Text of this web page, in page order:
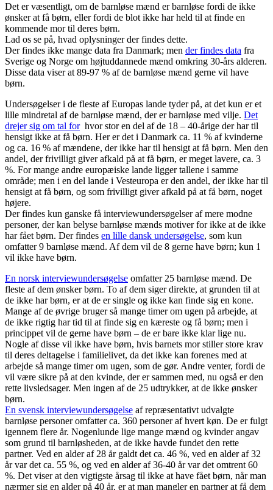
Det er væsentligt, om de barnløse mænd er barnløse fordi de ikke
ønsker at få børn, eller fordi de blot ikke har held til at finde en
kommende mor til deres børn.
Lad os se på, hvad oplysninger der findes dette.
Der findes ikke mange data fra Danmark; men der findes data fra
Sverige og Norge om højtuddannede mænd omkring 30-års alderen.
Disse data viser at 89-97 % af de barnløse mænd gerne vil have
børn.
Undersøgelser i de fleste af Europas lande tyder på, at det kun er et
lille mindretal af de barnløse mænd, der er barnløse med vilje. Det
drejer sig om tal forhvor stor en del af de 18 – 40-årige der har til
hensigt ikke at få børn. Her er det i Danmark ca. 11 % af kvinderne
og ca. 16 % af mændene, der ikke har til hensigt at få børn. Men den
andel, der frivilligt giver afkald på at få børn, er meget lavere, ca. 3
%. For mange andre europæiske lande ligger tallene i samme
område; men i en del lande i Vesteuropa er den andel, der ikke har til
hensigt at få børn, og som frivilligt giver afkald på at få børn, noget
højere.
Der findes kun ganske få interviewundersøgelser af mere modne
personer, der kan belyse barnløse mænds motiver for ikke at de ikke
har fået børn. Der findes en lille dansk undersøgelse, som kun
omfatter 9 barnløse mænd. Af dem vil de 8 gerne have børn; kun 1
vil ikke have børn.
En norsk interviewundersøgelse omfatter 25 barnløse mænd. De
fleste af dem ønsker børn. To af dem siger direkte, at grunden til at
de ikke har børn, er at de er single og ikke kan finde sig en kone.
Mange af de øvrige bruger så mange timer om ugen på arbejde, at
de ikke rigtig har tid til at finde sig en kæreste og få børn; men i
princippet vil de gerne have børn – de er bare ikke klar lige nu.
Nogle af disse vil ikke have børn, hvis barnets mor stiller store krav
til deres deltagelse i familielivet, da det ikke kan forenes med at
arbejde så mange timer om ugen, som de gør. Andre venter, fordi de
vil være sikre på at den kvinde, der er sammen med, nu også er den
rette livsledsager. Men ingen af de 25 udtrykker, at de ikke ønsker
børn.
En svensk interviewundersøgelse af repræsentativt udvalgte
barnløse personer omfatter ca. 360 personer af hvert køn. De er fulgt
igennem flere år. Nogenlunde lige mange mænd og kvinder angav
som grund til barnløsheden, at de ikke havde fundet den rette
partner. Ved en alder af 28 år galdt det ca. 46 %, ved en alder af 32
år var det ca. 55 %, og ved en alder af 36-40 år var det omtrent 60
%. Det viser at den vigtigste årsag til ikke at have fået børn, når man
nærmer sig en alder på 40 år, er at man mangler en partner at få dem